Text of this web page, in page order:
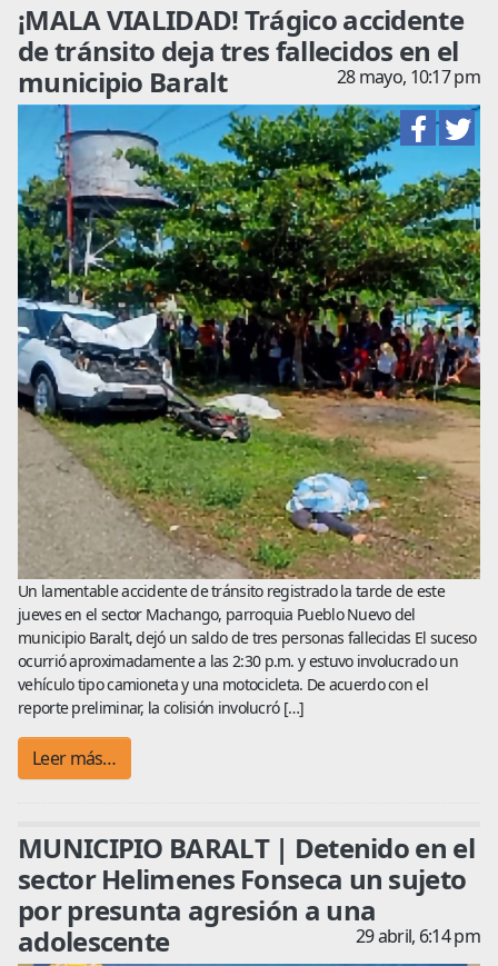
¡MALA VIALIDAD! Trágico accidente
de tránsito deja tres fallecidos en el
municipio Baralt
28 mayo, 10:17 pm
Un lamentable accidente de tránsito registrado la tarde de este
jueves en el sector Machango, parroquia Pueblo Nuevo del
municipio Baralt, dejó un saldo de tres personas fallecidas El suceso
ocurrió aproximadamente a las 2:30 p.m. y estuvo involucrado un
vehículo tipo camioneta y una motocicleta. De acuerdo con el
reporte preliminar, la colisión involucró […]
Leer más…
MUNICIPIO BARALT | Detenido en el
sector Helimenes Fonseca un sujeto
por presunta agresión a una
adolescente
29 abril, 6:14 pm